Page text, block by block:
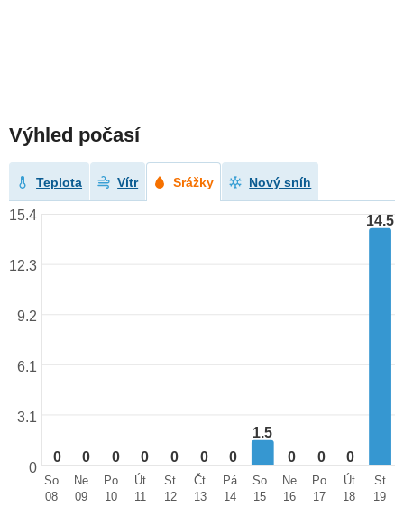
Výhled počasí
Teplota Vítr Srážky Nový sníh
0 0 0 0 0 0 0
1.5
0 0 0
14.5
15.4
12.3
9.2
6.1
3.1
0
So
08
Ne
09
Po
10
Út
11
St
12
Čt
13
Pá
14
So
15
Ne
16
Po
17
Út
18
St
19